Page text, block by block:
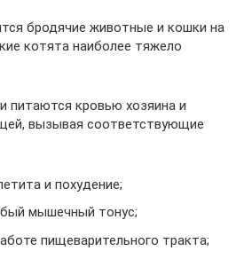
бродячие животные и кошки на
котята наиболее тяжело
питаются кровью хозяина и
вызывая соответствующие
и похудение;
мышечный тонус;
пищеварительного тракта;